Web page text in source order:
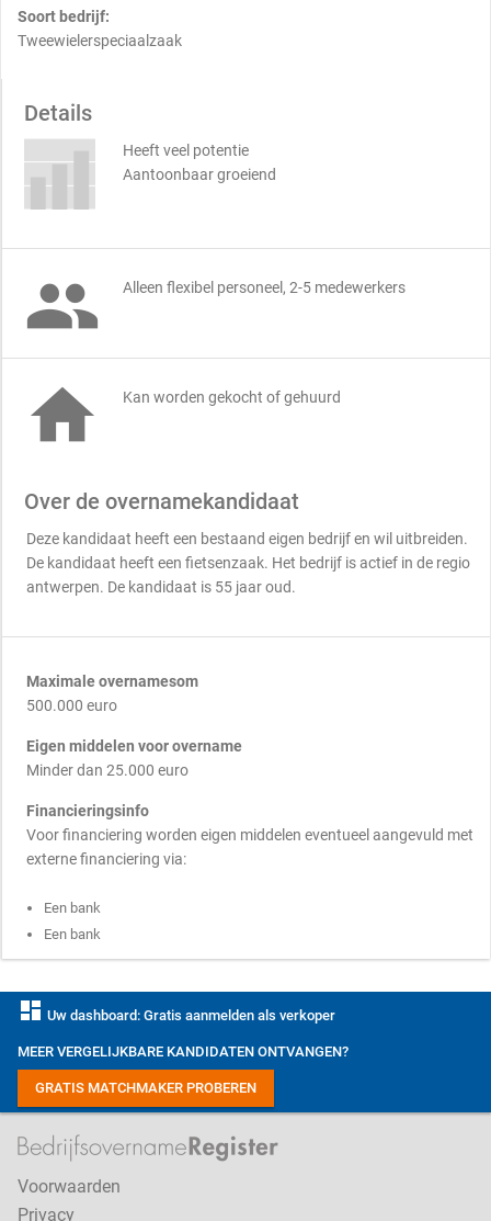
Soort bedrijf:
Tweewielerspeciaalzaak
Details
Heeft veel potentie
Aantoonbaar groeiend
 Alleen flexibel personeel, 2-5 medewerkers
 Kan worden gekocht of gehuurd
Over de overnamekandidaat
Deze kandidaat heeft een bestaand eigen bedrijf en wil uitbreiden.
De kandidaat heeft een fietsenzaak. Het bedrijf is actief in de regio
antwerpen. De kandidaat is 55 jaar oud.
Maximale overnamesom
500.000 euro
Eigen middelen voor overname
Minder dan 25.000 euro
Financieringsinfo
Voor financiering worden eigen middelen eventueel aangevuld met
externe financiering via:
Een bank
Een bank
dashboard Uw dashboard: Gratis aanmelden als verkoper
MEER VERGELIJKBARE KANDIDATEN ONTVANGEN?
GRATIS MATCHMAKER PROBEREN
Voorwaarden
Privacy